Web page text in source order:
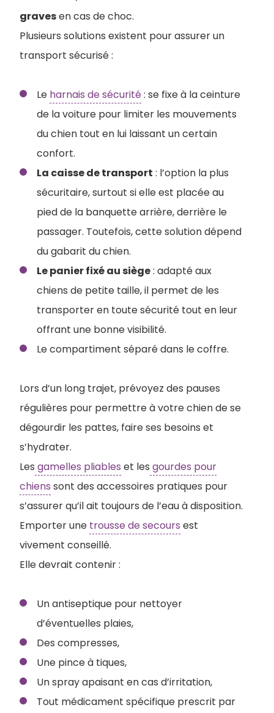
gravesen cas de choc.
Plusieurs solutions existent pour assurer un
transport sécurisé :
Le harnais de sécurité: se fixe à la ceinture
de la voiture pour limiter les mouvements
du chien tout en lui laissant un certain
confort.
La caisse de transport : l’option la plus
sécuritaire, surtout si elle est placée au
pied de la banquette arrière, derrière le
passager. Toutefois, cette solution dépend
du gabarit du chien.
Le panier fixé au siège: adapté aux
chiens de petite taille, il permet de les
transporter en toute sécurité tout en leur
offrant une bonne visibilité.
Le compartiment séparé dans le coffre.
Lors d’un long trajet, prévoyez des pauses
régulières pour permettre à votre chien de se
dégourdir les pattes, faire ses besoins et
s’hydrater.
Les gamelles pliables et les gourdes pour
chiens sont des accessoires pratiques pour
s’assurer qu’il ait toujours de l’eau à disposition.
Emporter une trousse de secours est
vivement conseillé.
Elle devrait contenir :
Un antiseptique pour nettoyer
d’éventuelles plaies,
Des compresses,
Une pince à tiques,
Un spray apaisant en cas d’irritation,
Tout médicament spécifique prescrit par